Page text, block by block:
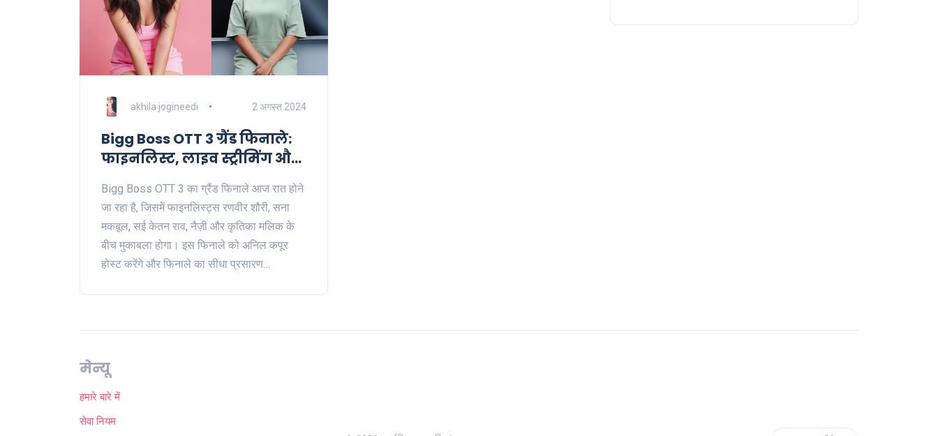
akhila jogineedi 2 अगस्त 2024
Bigg Boss OTT 3 ग्रैंड फिनाले:
फाइनलिस्ट, लाइव स्ट्रीमिंग और
विनर का प्राइज मनी का विवरण
Bigg Boss OTT 3 का ग्रैंड फिनाले आज रात होने
जा रहा है, जिसमें फाइनलिस्ट्स रणवीर शौरी, सना
मकबूल, सई केतन राव, नैज़ी और कृतिका मलिक के
बीच मुकाबला होगा। इस फिनाले को अनिल कपूर
होस्ट करेंगे और फिनाले का सीधा प्रसारण
मेन्यू
हमारे बारे में
सेवा नियम